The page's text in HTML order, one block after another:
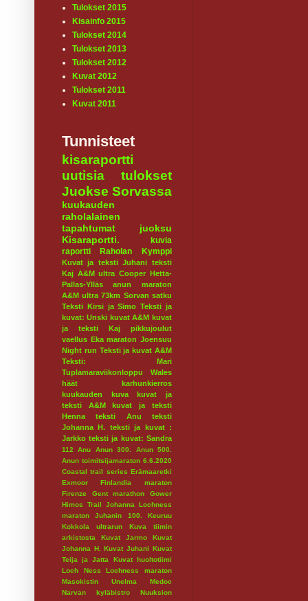
Tulokset 2015
Kisainfo 2015
Tulokset 2014
Tulokset 2013
Tulokset 2012
Kuvat 2012
Tulokset 2011
Kuvat 2011
Tunnisteet
kisaraportti
uutisia
tulokset
Juokse Sorvassa
kuukauden
raholalainen
tapahtumat
juoksu
Kisaraportti.
kuvia
raportti
Raholan Kymppi
Kuvat ja teksti Juhani teksti
Kaj A&M ultra Cooper Hetta-
Pallas-Ylläs
anun maraton
A&M ultra 73km Sorvan satku
Teksti Kirsi ja Simo Teksti ja
kuvat: Unski kuvat A&M kuvat
ja teksti Kaj
pikkujoulut
vaellus Eka maraton Joensuu
Night run Teksti ja kuvat A&M
Teksti: Mari
Tuplamaraviikonloppu
Wales
häät
karhunkierros
kuukauden kuva
kuvat ja
teksti A&M
kuvat ja teksti
Henna
teksti Anu
teksti
Johanna H. teksti ja kuvat :
Jarkko teksti ja kuvat: Sandra
112 Anu Anun 300.
Anun 500.
Anun toimitsijamaraton 6.6.2020
Coastal trail series Erämaaretki
Exmoor
Finlandia maraton
Firenze
Gent marathon
Gower
Himos Trail
Johanna Lochness
maraton
Juhanin 100.
Keuruu
Kokkola ultrarun
Kuva tiimin
arkistosta
Kuvat Jarmo
Kuvat
Johanna H.
Kuvat Juhani Kuvat
Teija ja Jatta
Kuvat huoltotiimi
Loch Ness
Lochness maraton
Masokistin Unelma
Medoc
Narvan kyläbistro
Nuuksion